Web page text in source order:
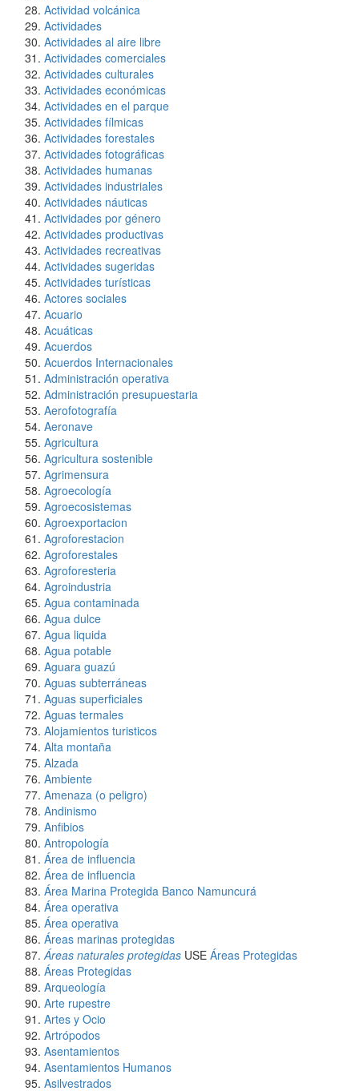
Actividad volcánica
Actividades
Actividades al aire libre
Actividades comerciales
Actividades culturales
Actividades económicas
Actividades en el parque
Actividades fílmicas
Actividades forestales
Actividades fotográficas
Actividades humanas
Actividades industriales
Actividades náuticas
Actividades por género
Actividades productivas
Actividades recreativas
Actividades sugeridas
Actividades turísticas
Actores sociales
Acuario
Acuáticas
Acuerdos
Acuerdos Internacionales
Administración operativa
Administración presupuestaria
Aerofotografía
Aeronave
Agricultura
Agricultura sostenible
Agrimensura
Agroecología
Agroecosistemas
Agroexportacion
Agroforestacion
Agroforestales
Agroforesteria
Agroindustria
Agua contaminada
Agua dulce
Agua liquida
Agua potable
Aguara guazú
Aguas subterráneas
Aguas superficiales
Aguas termales
Alojamientos turisticos
Alta montaña
Alzada
Ambiente
Amenaza (o peligro)
Andinismo
Anfibios
Antropología
Área de influencia
Área de influencia
Área Marina Protegida Banco Namuncurá
Área operativa
Área operativa
Áreas marinas protegidas
Áreas naturales protegidas USE Áreas Protegidas
Áreas Protegidas
Arqueologí­a
Arte rupestre
Artes y Ocio
Artrópodos
Asentamientos
Asentamientos Humanos
Asilvestrados